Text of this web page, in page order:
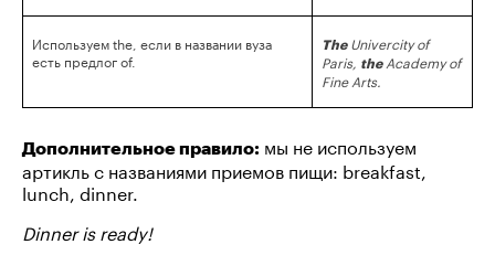
Используем the, если в названии вуза
есть предлог of.
TheUnivercity of
Paris, theAcademy of
Fine Arts.
Дополнительное правило: мы не используем
артикль с названиями приемов пищи: breakfast,
lunch, dinner.
Dinner is ready!